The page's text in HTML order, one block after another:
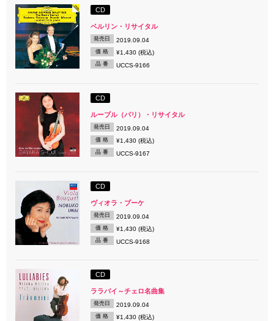
CD
ベルリン・リサイタル
発売日 2019.09.04
価 格 ¥1,430 (税込)
品 番 UCCS-9166
CD
ルーブル（パリ）・リサイタル
発売日 2019.09.04
価 格 ¥1,430 (税込)
品 番 UCCS-9167
CD
ヴィオラ・ブーケ
発売日 2019.09.04
価 格 ¥1,430 (税込)
品 番 UCCS-9168
CD
ララバイ～チェロ名曲集
発売日 2019.09.04
価 格 ¥1,430 (税込)